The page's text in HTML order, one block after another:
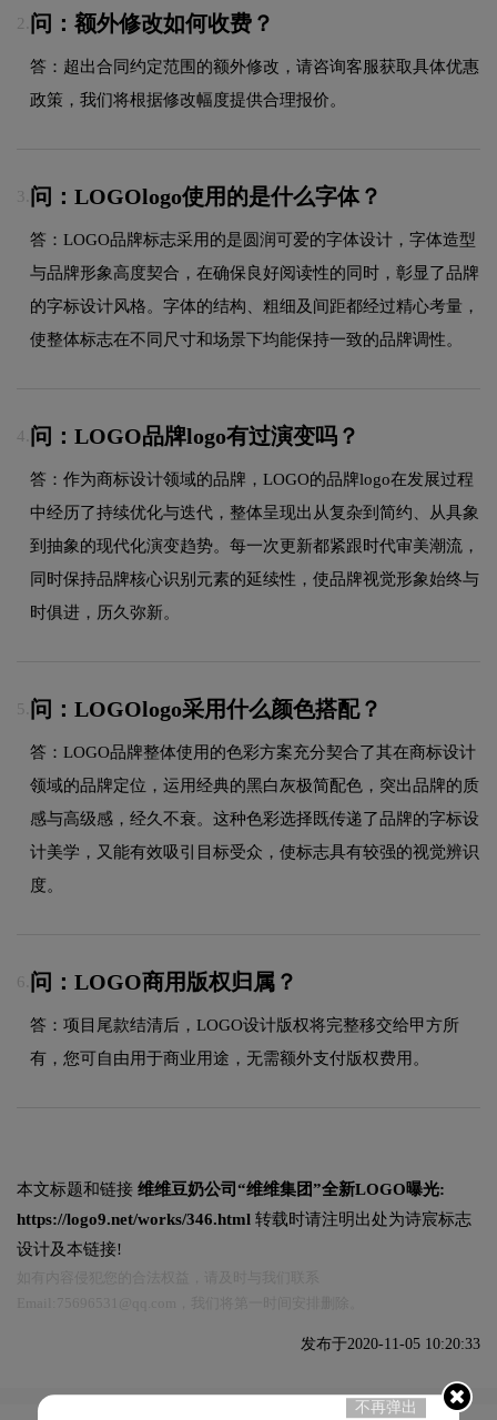
2. 问：额外修改如何收费？
答：超出合同约定范围的额外修改，请咨询客服获取具体优惠
政策，我们将根据修改幅度提供合理报价。
3. 问：LOGOlogo使用的是什么字体？
答：LOGO品牌标志采用的是圆润可爱的字体设计，字体造型
与品牌形象高度契合，在确保良好阅读性的同时，彰显了品牌
的字标设计风格。字体的结构、粗细及间距都经过精心考量，
使整体标志在不同尺寸和场景下均能保持一致的品牌调性。
4. 问：LOGO品牌logo有过演变吗？
答：作为商标设计领域的品牌，LOGO的品牌logo在发展过程
中经历了持续优化与迭代，整体呈现出从复杂到简约、从具象
到抽象的现代化演变趋势。每一次更新都紧跟时代审美潮流，
同时保持品牌核心识别元素的延续性，使品牌视觉形象始终与
时俱进，历久弥新。
5. 问：LOGOlogo采用什么颜色搭配？
答：LOGO品牌整体使用的色彩方案充分契合了其在商标设计
领域的品牌定位，运用经典的黑白灰极简配色，突出品牌的质
感与高级感，经久不衰。这种色彩选择既传递了品牌的字标设
计美学，又能有效吸引目标受众，使标志具有较强的视觉辨识
度。
6. 问：LOGO商用版权归属？
答：项目尾款结清后，LOGO设计版权将完整移交给甲方所
有，您可自由用于商业用途，无需额外支付版权费用。
本文标题和链接 维维豆奶公司“维维集团”全新LOGO曝光:
https://logo9.net/works/346.html 转载时请注明出处为诗宸标志
设计及本链接!
发布于2020-11-05 10:20:33
不再弹出